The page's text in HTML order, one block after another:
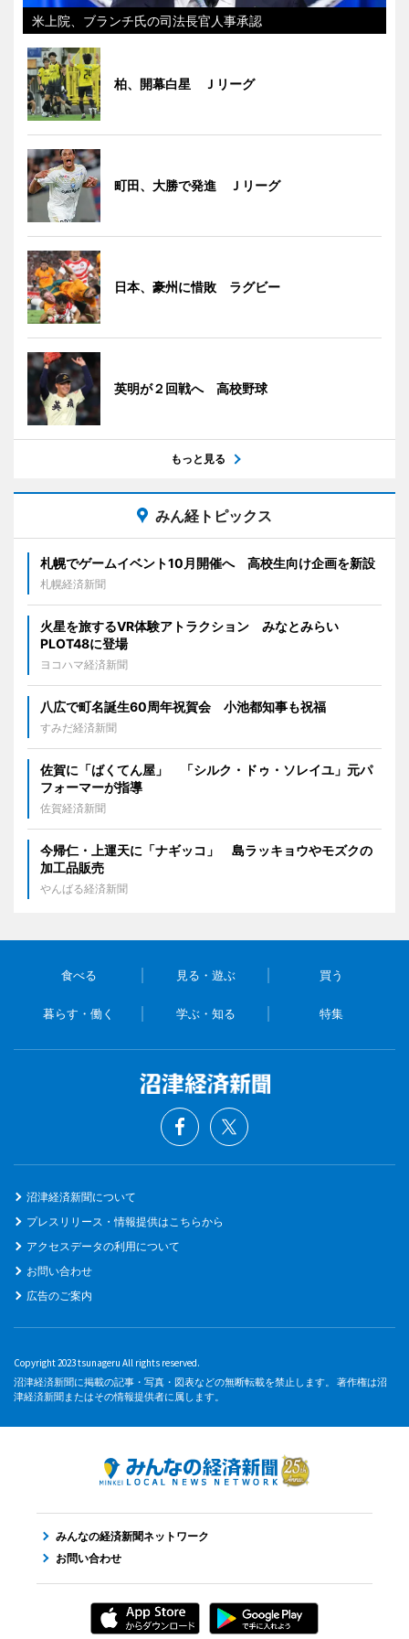
米上院、ブランチ氏の司法長官人事承認
柏、開幕白星 Ｊリーグ
町田、大勝で発進 Ｊリーグ
日本、豪州に惜敗 ラグビー
英明が２回戦へ 高校野球
もっと見る
みん経トピックス
札幌でゲームイベント10月開催へ 高校生向け企画を新設
札幌経済新聞
火星を旅するVR体験アトラクション みなとみらい
PLOT48に登場
ヨコハマ経済新聞
八広で町名誕生60周年祝賀会 小池都知事も祝福
すみだ経済新聞
佐賀に「ばくてん屋」 「シルク・ドゥ・ソレイユ」元パ
フォーマーが指導
佐賀経済新聞
今帰仁・上運天に「ナギッコ」 島ラッキョウやモズクの
加工品販売
やんばる経済新聞
食べる 見る・遊ぶ 買う
暮らす・働く 学ぶ・知る 特集
沼津経済新聞について
プレスリリース・情報提供はこちらから
アクセスデータの利用について
お問い合わせ
広告のご案内
Copyright 2023 tsunageru All rights reserved.
沼津経済新聞に掲載の記事・写真・図表などの無断転載を禁止します。 著作権は沼
津経済新聞またはその情報提供者に属します。
みんなの経済新聞ネットワーク
お問い合わせ